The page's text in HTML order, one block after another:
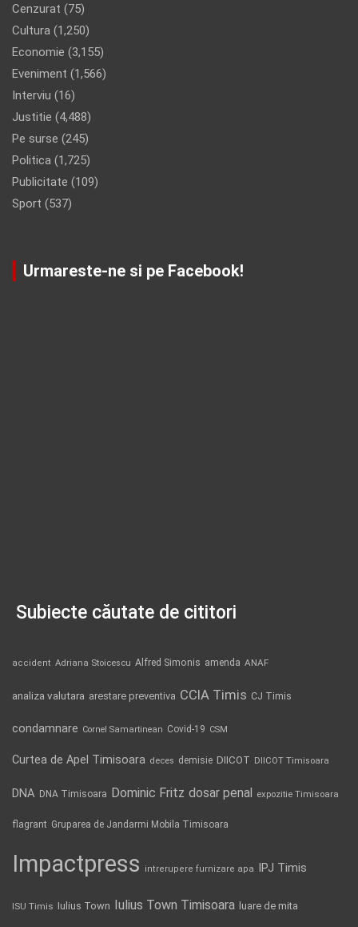
Cenzurat (75)
Cultura (1,250)
Economie (3,155)
Eveniment (1,566)
Interviu (16)
Justitie (4,488)
Pe surse (245)
Politica (1,725)
Publicitate (109)
Sport (537)
Urmareste-ne si pe Facebook!
Subiecte căutate de cititori
accident Adriana Stoicescu Alfred Simonis amenda ANAF
analiza valutara arestare preventiva CCIA Timis CJ Timis
condamnare Cornel Samartinean Covid-19 CSM
Curtea de Apel Timisoara deces demisie DIICOT DIICOT Timisoara
DNA DNA Timisoara Dominic Fritz dosar penal expozitie Timisoara
flagrant Gruparea de Jandarmi Mobila Timisoara
Impactpress intrerupere furnizare apa IPJ Timis
ISU Timis Iulius Town Iulius Town Timisoara luare de mita